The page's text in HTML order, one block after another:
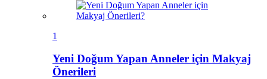
1
Yeni Doğum Yapan Anneler için Makyaj
Önerileri